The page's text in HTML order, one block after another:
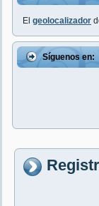
El geolocalizador
Síguenos en: